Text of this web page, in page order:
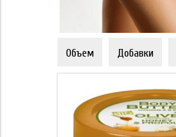
Объем Добавки